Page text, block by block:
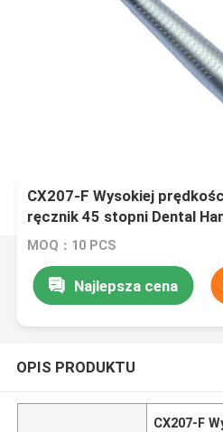
CX207-F Wysokiej
ręcznik 45 stopni Dental
MOQ：10 PCS
Najlepsza cena
OPIS PRODUKTU
CX207-F